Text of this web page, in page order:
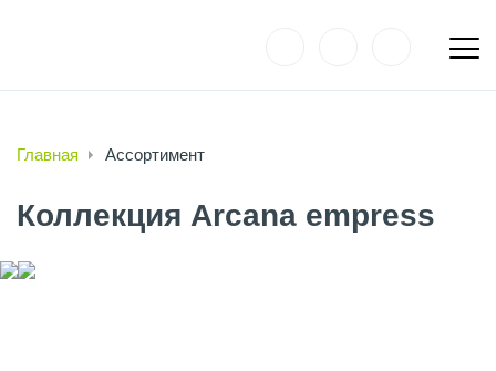
Главная Ассортимент
Коллекция Arcana empress